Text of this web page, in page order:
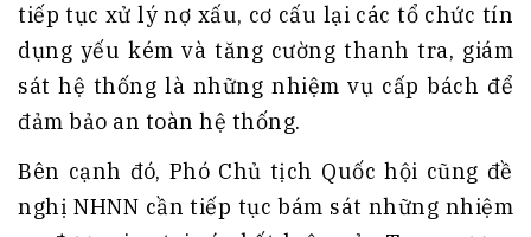
tiếp tục xử lý nợ xấu, cơ cấu lại các tổ chức tín
dụng yếu kém và tăng cường thanh tra, giám
sát hệ thống là những nhiệm vụ cấp bách để
đảm bảo an toàn hệ thống.
Bên cạnh đó, Phó Chủ tịch Quốc hội cũng đề
nghị NHNN cần tiếp tục bám sát những nhiệm